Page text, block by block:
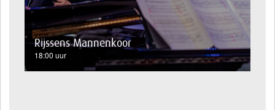
Rijssens Mannenkoor
18:00 uur